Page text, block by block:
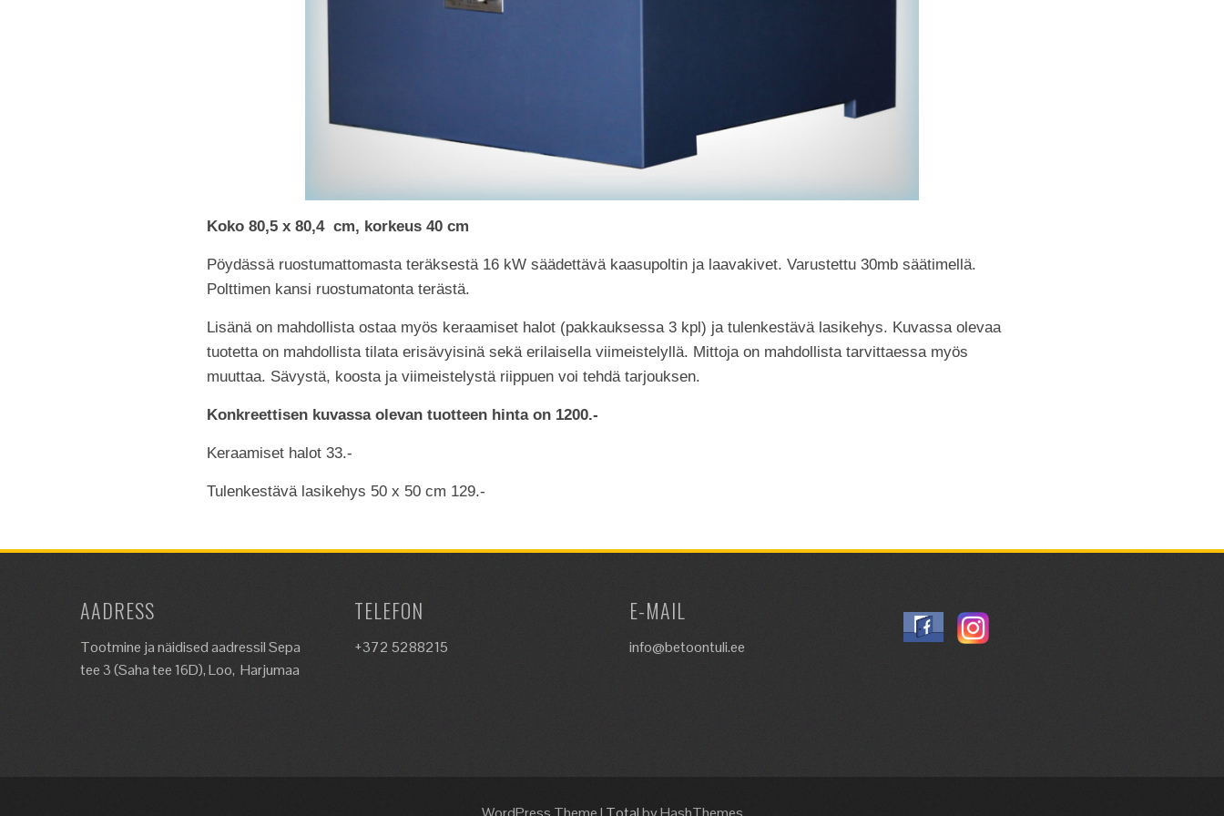
Koko 80,5 x 80,4 cm, korkeus 40 cm
Pöydässä ruostumattomasta teräksestä 16 kW säädettävä kaasupoltin ja laavakivet. Varustettu 30mb säätimellä.
Polttimen kansi ruostumatonta terästä.
Lisänä on mahdollista ostaa myös keraamiset halot (pakkauksessa 3 kpl) ja tulenkestävä lasikehys. Kuvassa olevaa
tuotetta on mahdollista tilata erisävyisinä sekä erilaisella viimeistelyllä. Mittoja on mahdollista tarvittaessa myös
muuttaa. Sävystä, koosta ja viimeistelystä riippuen voi tehdä tarjouksen.
Konkreettisen kuvassa olevan tuotteen hinta on 1200.-
Keraamiset halot 33.-
Tulenkestävä lasikehys 50 x 50 cm 129.-
AADRESS
Tootmine ja näidised aadressil Sepa
tee 3 (Saha tee 16D), Loo, Harjumaa
TELEFON
+372 5288215
E-MAIL
info@betoontuli.ee